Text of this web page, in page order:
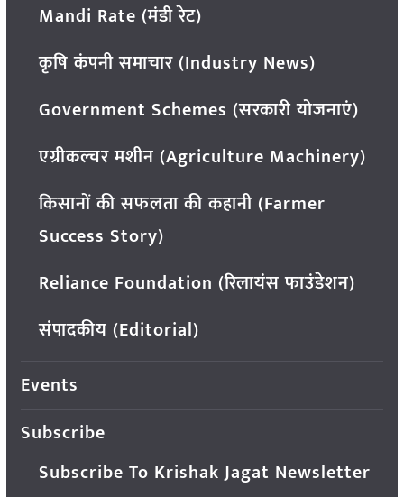
Mandi Rate (मंडी रेट)
कृषि कंपनी समाचार (Industry News)
Government Schemes (सरकारी योजनाएं)
एग्रीकल्चर मशीन (Agriculture Machinery)
किसानों की सफलता की कहानी (Farmer
Success Story)
Reliance Foundation (रिलायंस फाउंडेशन)
संपादकीय (Editorial)
Events
Subscribe
Subscribe To Krishak Jagat Newsletter